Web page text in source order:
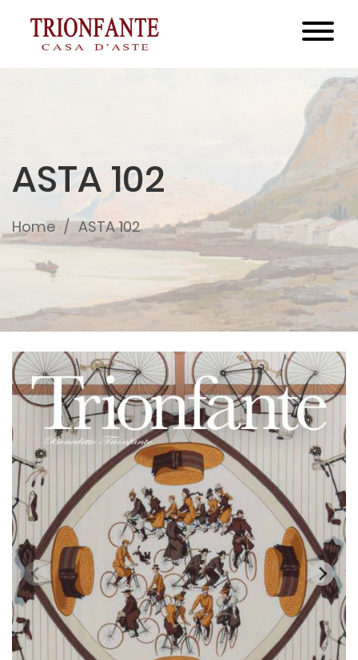
ASTA 102
Home ASTA 102